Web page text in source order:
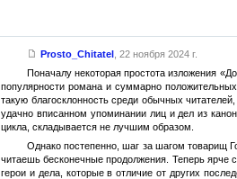
Prosto_Chitatel, 22 ноября 2024 г.
Поначалу некоторая простота изложения
популярности романа и суммарно
такую благосклонность среди обычных
удачно вписанном упоминании лиц и дел из
цикла, складывается не лучшим образом.
Однако постепенно, шаг за шагом товарищ
читаешь бесконечные продолжения. Теперь ярче
герои и дела, которые в отличие от других